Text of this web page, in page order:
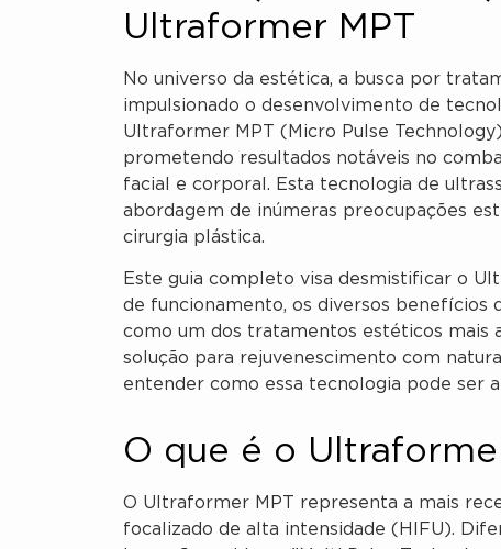
Ultraformer MPT
No universo da estética, a busca por
impulsionado o desenvolvimento de
Ultraformer MPT (Micro Pulse
prometendo resultados notáveis no
facial e corporal. Esta tecnologia de
abordagem de inúmeras preocupações
cirurgia plástica.
Este guia completo visa desmistificar o
de funcionamento, os diversos benefícios
como um dos tratamentos estéticos mais
solução para rejuvenescimento com
entender como essa tecnologia pode ser
O que é o
O Ultraformer MPT representa a mais
focalizado de alta intensidade (HIFU).